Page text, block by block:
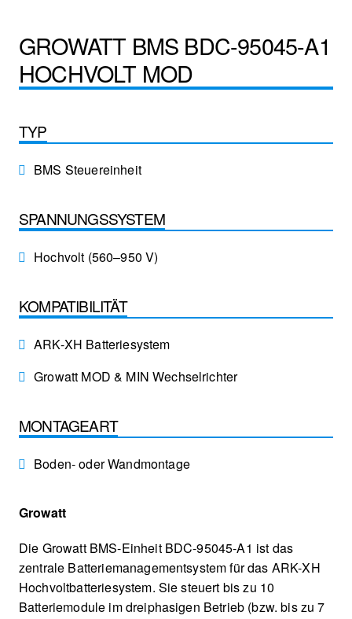
GROWATT BMS BDC-95045-A1
HOCHVOLT MOD
TYP
BMS Steuereinheit
SPANNUNGSSYSTEM
Hochvolt (560–950 V)
KOMPATIBILITÄT
ARK-XH Batteriesystem
Growatt MOD & MIN Wechselrichter
MONTAGEART
Boden- oder Wandmontage
Growatt
Die Growatt BMS-Einheit BDC-95045-A1 ist das
zentrale Batteriemanagementsystem für das ARK-XH
Hochvoltbatteriesystem. Sie steuert bis zu 10
Batteriemodule im dreiphasigen Betrieb (bzw. bis zu 7